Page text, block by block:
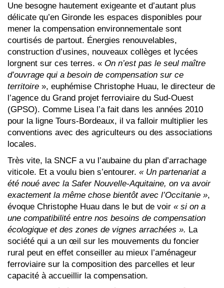
Une besogne hautement exigeante et d’autant plus
délicate qu’en Gironde les espaces disponibles pour
mener la compensation environnementale sont
courtisés de partout. Énergies renouvelables,
construction d’usines, nouveaux collèges et lycées
lorgnent sur ces terres. « On n’est pas le seul maître
d’ouvrage qui a besoin de compensation sur ce
territoire », euphémise Christophe Huau, le directeur de
l’agence du Grand projet ferroviaire du Sud-Ouest
(GPSO). Comme Lisea l’a fait dans les années 2010
pour la ligne Tours-Bordeaux, il va falloir multiplier les
conventions avec des agriculteurs ou des associations
locales.
Très vite, la SNCF a vu l’aubaine du plan d’arrachage
viticole. Et a voulu bien s’entourer. « Un partenariat a
été noué avec la Safer Nouvelle-Aquitaine, on va avoir
exactement la même chose bientôt avec l’Occitanie »,
évoque Christophe Huau dans le but de voir « si on a
une compatibilité entre nos besoins de compensation
écologique et des zones de vignes arrachées ». La
société qui a un œil sur les mouvements du foncier
rural peut en effet conseiller au mieux l’aménageur
ferroviaire sur la composition des parcelles et leur
capacité à accueillir la compensation.